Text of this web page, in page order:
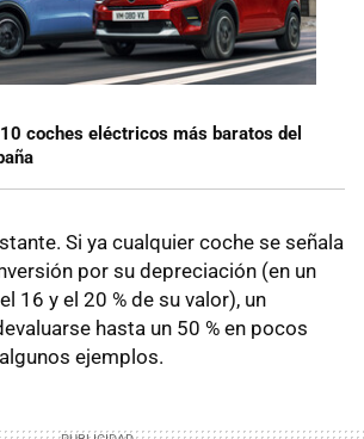
coches eléctricos más baratos del
Si ya cualquier coche se señala
por su depreciación (en un
16 y el 20 % de su valor), un
hasta un 50 % en pocos
ejemplos.